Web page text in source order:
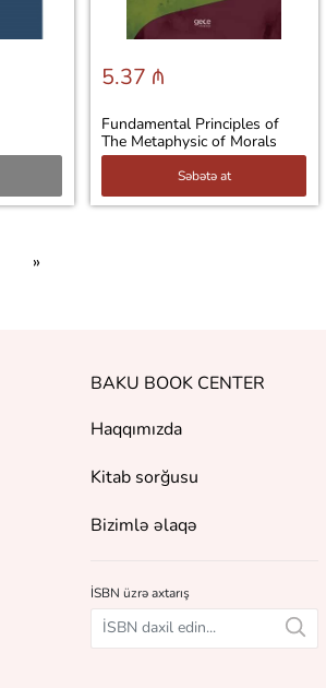
5.37 ₼
Fundamental Principles of
The Metaphysic of Morals
Səbətə at
»
BAKU BOOK CENTER
Haqqımızda
Kitab sorğusu
Bizimlə əlaqə
İSBN üzrə axtarış